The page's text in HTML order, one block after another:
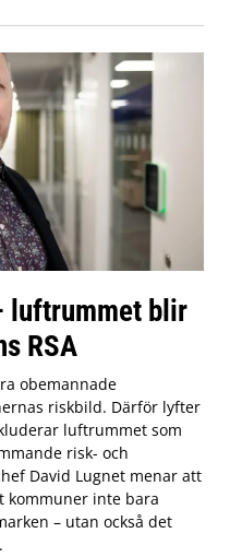
luftrummet blir
RSA
obemannade
riskbild. Därför lyfter
luftrummet som
risk- och
David Lugnet menar att
kommuner inte bara
– utan också det